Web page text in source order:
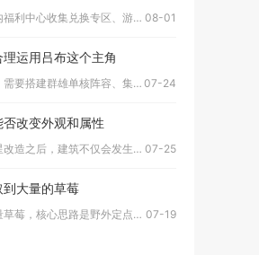
全民奇迹六周年兑奖分为游戏内福利中心收集兑换专区、游戏设置C... 08-01
运用吕布这个主角
想要合理发挥吕布的作战价值，需要搭建群雄单核阵容、集中资源极... 07-24
改变外观和属性
攻城掠地当中主城建筑完成升星改造之后，建筑不仅会发生视觉外观... 07-25
大量的草莓
想要在明日之后里批量拿到大量草莓，核心思路是野外定点刷取种子... 07-19